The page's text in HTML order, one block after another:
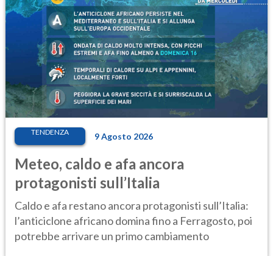
TENDENZA 9 Agosto 2026
Meteo, caldo e afa ancora
protagonisti sull’Italia
Caldo e afa restano ancora protagonisti sull’Italia:
l’anticiclone africano domina fino a Ferragosto, poi
potrebbe arrivare un primo cambiamento